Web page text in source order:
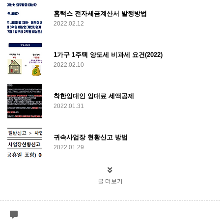
홈택스 전자세금계산서 발행방법
2022.02.12
1가구 1주택 양도세 비과세 요건(2022)
2022.02.10
착한임대인 임대료 세액공제
2022.01.31
귀속사업장 현황신고 방법
2022.01.29
글 더보기